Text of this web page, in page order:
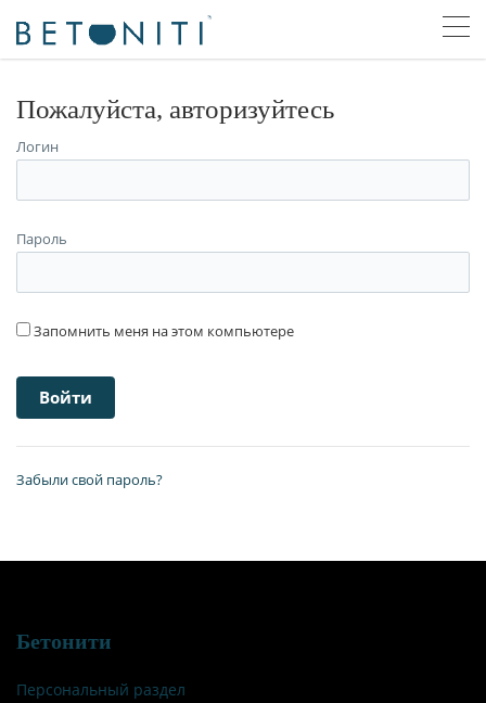
Пожалуйста, авторизуйтесь
Логин
Пароль
Запомнить меня на этом компьютере
Забыли свой пароль?
Бетонити
Персональный раздел